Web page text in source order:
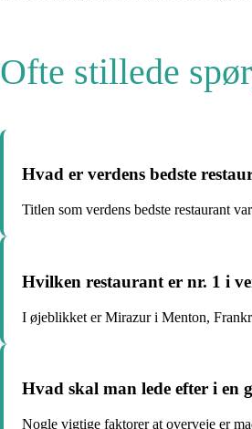
Ofte stillede
Hvad er verdens bedste
Titlen som verdens bedste restaurant
Hvilken restaurant er nr. 1 i
I øjeblikket er Mirazur i Menton,
Hvad skal man lede efter i en
Nogle vigtige faktorer at overveje er